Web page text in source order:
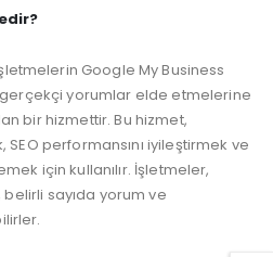
Google My Business
yorumlar elde etmelerine
bir hizmettir. Bu hizmet,
SEO performansını iyileştirmek ve
için kullanılır. İşletmeler,
belirli sayıda yorum ve